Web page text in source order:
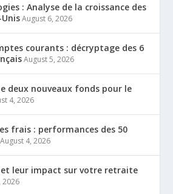
: Analyse de la croissance des
August 6, 2026
courants : décryptage des 6
August 5, 2026
deux nouveaux fonds pour le
4, 2026
frais : performances des 50
August 4, 2026
et leur impact sur votre retraite
2026